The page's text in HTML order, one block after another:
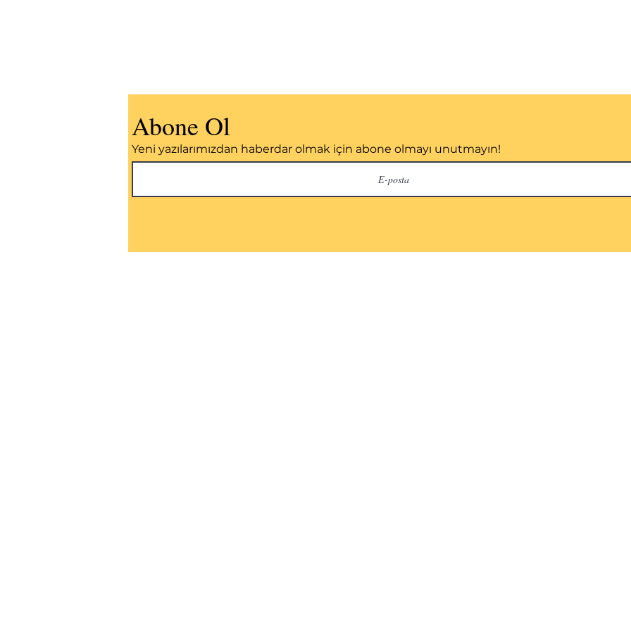
Abone Ol
Yeni yazılarımızdan haberdar olmak için abone olmayı unutmayın!